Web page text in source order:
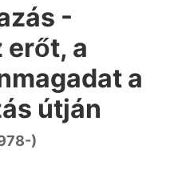
-
erőt, a
a
útján
)